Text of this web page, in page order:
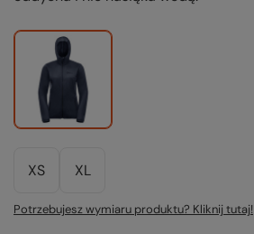
XS XL
Potrzebujesz wymiaru produktu? Kliknij tutaj!